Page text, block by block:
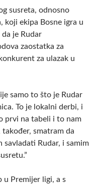
susreta, odnosno
koji ekipa Bosne igra u
je Rudar
zaostatka za
za ulazak u
samo to što je Rudar
To je lokalni derbi, i
prvi na tabeli i to nam
također, smatram da
savladati Rudar, i samim
u Premijer ligi, a s